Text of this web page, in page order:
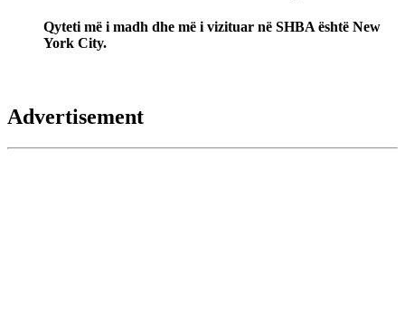
Qyteti më i madh dhe më i vizituar në SHBA është New
York City.
Advertisement